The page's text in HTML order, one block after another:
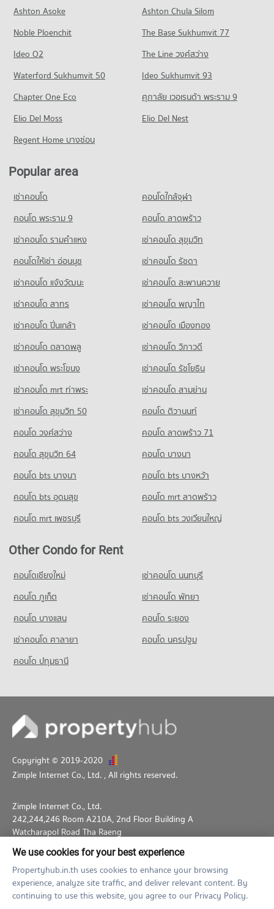
Ashton Asoke
Ashton Chula Silom
Noble Ploenchit
The Base Sukhumvit 77
Ideo O2
The Line วงศ์สว่าง
Waterford Sukhumvit 50
Ideo Sukhumvit 93
Chapter One Eco
ศุภาลัย เวอเรนด้า พระราม 9
Elio Del Moss
Elio Del Nest
Regent Home บางซ่อน
Popular area
เช่าคอนโด
คอนโดใกล้จุฬา
คอนโด พระราม 9
คอนโด ลาดพร้าว
เช่าคอนโด รามคําแหง
เช่าคอนโด สุขุมวิท
คอนโดให้เช่า อ่อนนุช
เช่าคอนโด รัชดา
เช่าคอนโด แจ้งวัฒนะ
เช่าคอนโด สะพานควาย
เช่าคอนโด สาทร
เช่าคอนโด พญาไท
เช่าคอนโด ปิ่นเกล้า
เช่าคอนโด เมืองทอง
เช่าคอนโด ตลาดพลู
เช่าคอนโด วิภาวดี
เช่าคอนโด พระโขนง
เช่าคอนโด รัชโยธิน
เช่าคอนโด mrt ท่าพระ
เช่าคอนโด สามย่าน
เช่าคอนโด สุขุมวิท 50
คอนโด ติวานนท์
คอนโด วงศ์สว่าง
คอนโด ลาดพร้าว 71
คอนโด สุขุมวิท 64
คอนโด บางนา
คอนโด bts บางนา
คอนโด bts บางหว้า
คอนโด bts อุดมสุข
คอนโด mrt ลาดพร้าว
คอนโด mrt เพชรบุรี
คอนโด bts วงเวียนใหญ่
Other Condo for Rent
คอนโดเชียงใหม่
เช่าคอนโด นนทบุรี
คอนโด ภูเก็ต
เช่าคอนโด พัทยา
คอนโด บางแสน
คอนโด ระยอง
เช่าคอนโด ศาลายา
คอนโด นครปฐม
คอนโด ปทุมธานี
Copyright © 2019-2020
Zimple Internet Co., Ltd. , All rights reserved.
Zimple Internet Co., Ltd.
242,244,246 Room A210A, 2nd Floor Building A
Watcharapol Road Tha Raeng
Bang Khen Bangkok 10230
02-026-3049
support@propertyhub.in.th
Term of Service
Privacy Policy Contact
We use cookies for your best experience
Propertyhub.in.th uses cookies to enhance your browsing
experience, analyze site traffic, and deliver relevant content. By
continuing to use this website, you agree to our Privacy Policy.